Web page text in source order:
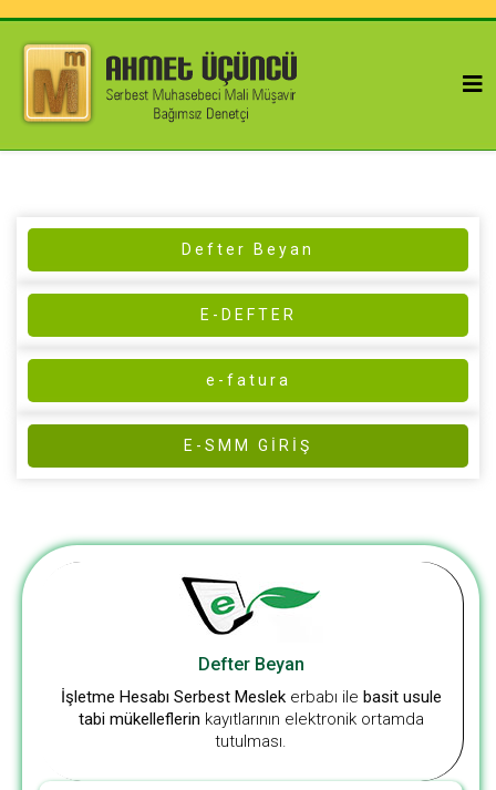
Defter Beyan
E-DEFTER
e-fatura
E-SMM GİRİŞ
Defter Beyan
İşletme Hesabı Serbest Meslek erbabı ile basit usule
tabi mükelleflerin kayıtlarının elektronik ortamda
tutulması.